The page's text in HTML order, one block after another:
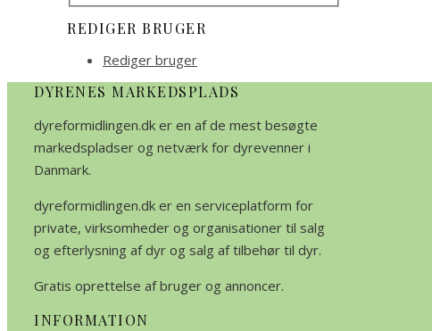
REDIGER BRUGER
Rediger bruger
DYRENES MARKEDSPLADS
dyreformidlingen.dk er en af de mest besøgte
markedspladser og netværk for dyrevenner i
Danmark.
dyreformidlingen.dk er en serviceplatform for
private, virksomheder og organisationer til salg
og efterlysning af dyr og salg af tilbehør til dyr.
Gratis oprettelse af bruger og annoncer.
INFORMATION